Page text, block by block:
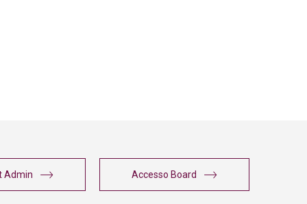
Admin Accesso Board